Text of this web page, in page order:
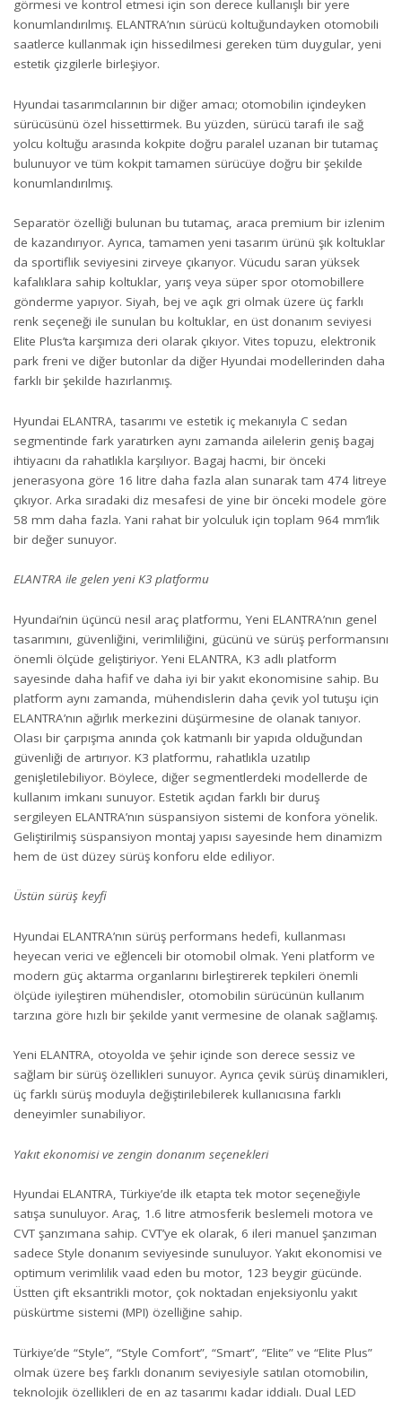
görmesi ve kontrol etmesi için son derece kullanışlı bir yere
konumlandırılmış. ELANTRA’nın sürücü koltuğundayken otomobili
saatlerce kullanmak için hissedilmesi gereken tüm duygular, yeni
estetik çizgilerle birleşiyor.
Hyundai tasarımcılarının bir diğer amacı; otomobilin içindeyken
sürücüsünü özel hissettirmek. Bu yüzden, sürücü tarafı ile sağ
yolcu koltuğu arasında kokpite doğru paralel uzanan bir tutamaç
bulunuyor ve tüm kokpit tamamen sürücüye doğru bir şekilde
konumlandırılmış.
Separatör özelliği bulunan bu tutamaç, araca premium bir izlenim
de kazandırıyor. Ayrıca, tamamen yeni tasarım ürünü şık koltuklar
da sportiflik seviyesini zirveye çıkarıyor. Vücudu saran yüksek
kafalıklara sahip koltuklar, yarış veya süper spor otomobillere
gönderme yapıyor. Siyah, bej ve açık gri olmak üzere üç farklı
renk seçeneği ile sunulan bu koltuklar, en üst donanım seviyesi
Elite Plus’ta karşımıza deri olarak çıkıyor. Vites topuzu, elektronik
park freni ve diğer butonlar da diğer Hyundai modellerinden daha
farklı bir şekilde hazırlanmış.
Hyundai ELANTRA, tasarımı ve estetik iç mekanıyla C sedan
segmentinde fark yaratırken aynı zamanda ailelerin geniş bagaj
ihtiyacını da rahatlıkla karşılıyor. Bagaj hacmi, bir önceki
jenerasyona göre 16 litre daha fazla alan sunarak tam 474 litreye
çıkıyor. Arka sıradaki diz mesafesi de yine bir önceki modele göre
58 mm daha fazla. Yani rahat bir yolculuk için toplam 964 mm’lik
bir değer sunuyor.
ELANTRA ile gelen yeni K3 platformu
Hyundai’nin üçüncü nesil araç platformu, Yeni ELANTRA’nın genel
tasarımını, güvenliğini, verimliliğini, gücünü ve sürüş performansını
önemli ölçüde geliştiriyor. Yeni ELANTRA, K3 adlı platform
sayesinde daha hafif ve daha iyi bir yakıt ekonomisine sahip. Bu
platform aynı zamanda, mühendislerin daha çevik yol tutuşu için
ELANTRA’nın ağırlık merkezini düşürmesine de olanak tanıyor.
Olası bir çarpışma anında çok katmanlı bir yapıda olduğundan
güvenliği de artırıyor. K3 platformu, rahatlıkla uzatılıp
genişletilebiliyor. Böylece, diğer segmentlerdeki modellerde de
kullanım imkanı sunuyor. Estetik açıdan farklı bir duruş
sergileyen ELANTRA’nın süspansiyon sistemi de konfora yönelik.
Geliştirilmiş süspansiyon montaj yapısı sayesinde hem dinamizm
hem de üst düzey sürüş konforu elde ediliyor.
Üstün sürüş keyfi
Hyundai ELANTRA’nın sürüş performans hedefi, kullanması
heyecan verici ve eğlenceli bir otomobil olmak. Yeni platform ve
modern güç aktarma organlarını birleştirerek tepkileri önemli
ölçüde iyileştiren mühendisler, otomobilin sürücünün kullanım
tarzına göre hızlı bir şekilde yanıt vermesine de olanak sağlamış.
Yeni ELANTRA, otoyolda ve şehir içinde son derece sessiz ve
sağlam bir sürüş özellikleri sunuyor. Ayrıca çevik sürüş dinamikleri,
üç farklı sürüş moduyla değiştirilebilerek kullanıcısına farklı
deneyimler sunabiliyor.
Yakıt ekonomisi ve zengin donanım seçenekleri
Hyundai ELANTRA, Türkiye’de ilk etapta tek motor seçeneğiyle
satışa sunuluyor. Araç, 1.6 litre atmosferik beslemeli motora ve
CVT şanzımana sahip. CVT’ye ek olarak, 6 ileri manuel şanzıman
sadece Style donanım seviyesinde sunuluyor. Yakıt ekonomisi ve
optimum verimlilik vaad eden bu motor, 123 beygir gücünde.
Üstten çift eksantrikli motor, çok noktadan enjeksiyonlu yakıt
püskürtme sistemi (MPI) özelliğine sahip.
Türkiye’de “Style”, “Style Comfort”, “Smart”, “Elite” ve “Elite Plus”
olmak üzere beş farklı donanım seviyesiyle satılan otomobilin,
teknolojik özellikleri de en az tasarımı kadar iddialı. Dual LED